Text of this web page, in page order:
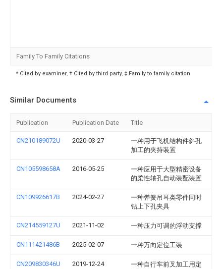
Family To Family Citations
* Cited by examiner, † Cited by third party, ‡ Family to family citation
Similar Documents
Publication Publication Date Title
CN210189072U 2020-03-27
一种用于飞机结构件斜孔
加工的夹持装置
CN105598658A 2016-05-25
一种应用于大型精密设备
的柔性轴孔自动装配装置
CN109926617B 2024-02-27
一种弹簧吊耳类零件同时
钻上下孔夹具
CN214559127U 2021-11-02 一种压力可调的浮动支撑
CN111421486B 2025-02-07 一种万向定位工装
CN209830346U 2019-12-24
一种自行车前叉加工用定